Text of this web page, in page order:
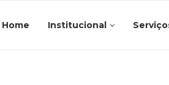
Home Institucional